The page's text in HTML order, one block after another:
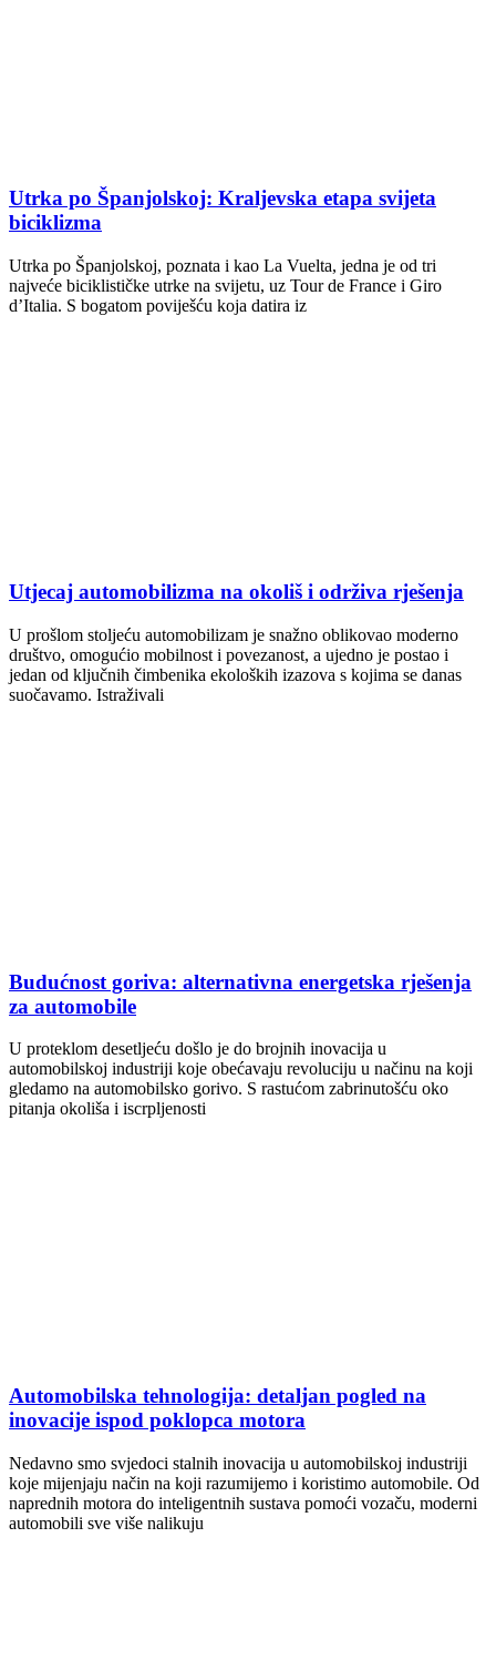
Utrka po Španjolskoj: Kraljevska etapa svijeta
biciklizma
Utrka po Španjolskoj, poznata i kao La Vuelta, jedna je od tri
najveće biciklističke utrke na svijetu, uz Tour de France i Giro
d’Italia. S bogatom poviješću koja datira iz
Utjecaj automobilizma na okoliš i održiva rješenja
U prošlom stoljeću automobilizam je snažno oblikovao moderno
društvo, omogućio mobilnost i povezanost, a ujedno je postao i
jedan od ključnih čimbenika ekoloških izazova s ​​kojima se danas
suočavamo. Istraživali
Budućnost goriva: alternativna energetska rješenja
za automobile
U proteklom desetljeću došlo je do brojnih inovacija u
automobilskoj industriji koje obećavaju revoluciju u načinu na koji
gledamo na automobilsko gorivo. S rastućom zabrinutošću oko
pitanja okoliša i iscrpljenosti
Automobilska tehnologija: detaljan pogled na
inovacije ispod poklopca motora
Nedavno smo svjedoci stalnih inovacija u automobilskoj industriji
koje mijenjaju način na koji razumijemo i koristimo automobile. Od
naprednih motora do inteligentnih sustava pomoći vozaču, moderni
automobili sve više nalikuju